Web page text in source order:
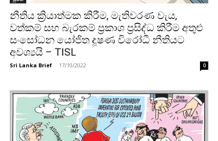
නීතිය ක්‍රියාත්මක කිරීම, මැතිවරණ වැය,
වත්කම් සහ බැරකම් ප්‍රකාශ ප්‍රසිද්ධ කිරීම අතුළු
සංසෝධන යෝජිත දූෂණ විරෝධී නීතියට
අවශ්‍යයි – TISL
Sri Lanka Brief - 17/10/2022 0